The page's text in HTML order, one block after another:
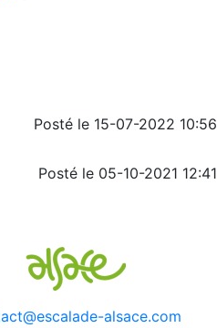
Posté le 15-07-2022 10:56
Posté le 05-10-2021 12:41
alsace.com